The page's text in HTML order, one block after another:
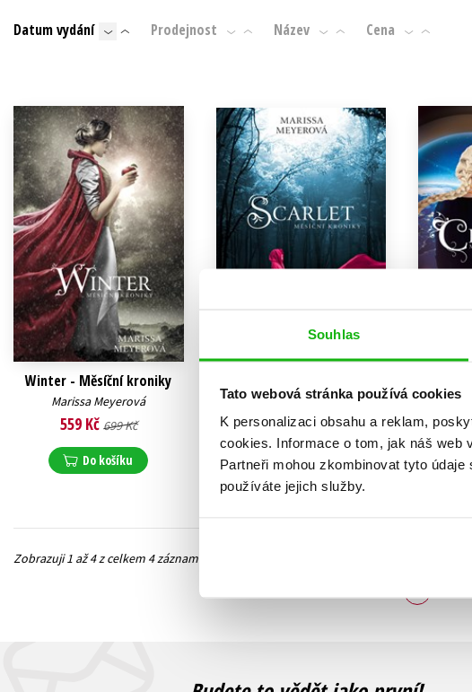
Souhlas
Tato webová stránka používá cookies
K personalizaci obsahu a reklam,
cookies. Informace o tom, jak náš web
Partneři mohou zkombinovat tyto
používáte jejich služby.
Beletrie pro děti
Byznys a ekonomie
Jazyky
Komiks
Všechny
Datum vydání Prodejnost Název Cena
Winter - Měsíční kroniky
Marissa Meyerová
559 Kč 699 Kč
Do košíku
Marissa Meyerová
375 Kč469 Kč
Do košíku
Zobrazuji 1 až 4 z celkem 4 záznamů